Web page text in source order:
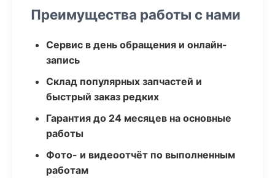
Преимущества работы с нами
Сервис в день обращения и онлайн-
запись
Склад популярных запчастей и
быстрый заказ редких
Гарантия до 24 месяцев на основные
работы
Фото- и видеоотчёт по выполненным
работам